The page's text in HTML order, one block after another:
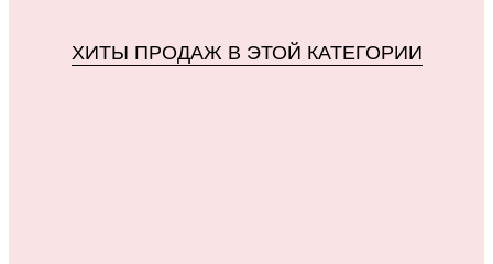
ХИТЫ ПРОДАЖ В ЭТОЙ КАТЕГОРИИ